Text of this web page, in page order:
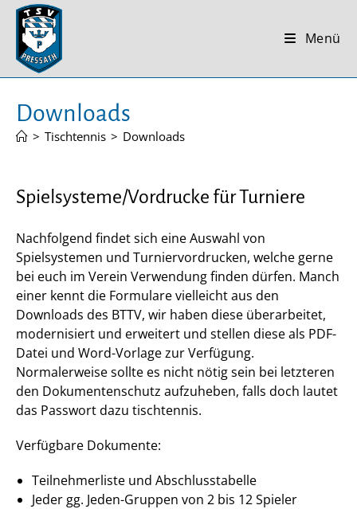
Zum
Inhalt
springen
Menü
Downloads
> Tischtennis > Downloads
Spielsysteme/Vordrucke für Turniere
Nachfolgend findet sich eine Auswahl von
Spielsystemen und Turniervordrucken, welche gerne
bei euch im Verein Verwendung finden dürfen. Manch
einer kennt die Formulare vielleicht aus den
Downloads des BTTV, wir haben diese überarbeitet,
modernisiert und erweitert und stellen diese als PDF-
Datei und Word-Vorlage zur Verfügung.
Normalerweise sollte es nicht nötig sein bei letzteren
den Dokumentenschutz aufzuheben, falls doch lautet
das Passwort dazu tischtennis.
Verfügbare Dokumente:
Teilnehmerliste und Abschlusstabelle
Jeder gg. Jeden-Gruppen von 2 bis 12 Spieler